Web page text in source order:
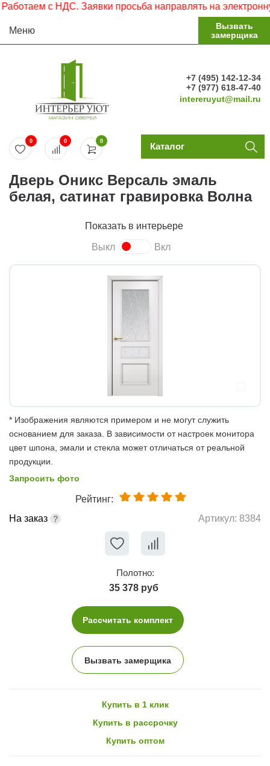
с НДС. Заявки просьба направлять на электронную
Меню
Вызвать
замерщика
+7 (495) 142-12-34
+7 (977) 618-47-40
intereruyut@mail.ru
0
0 0 Каталог
Дверь Оникс Версаль эмаль
белая, сатинат гравировка Волна
Показать в интерьере
Выкл Вкл
* Изображения являются примером и не могут служить
основанием для заказа. В зависимости от настроек монитора
цвет шпона, эмали и стекла может отличаться от реальной
продукции.
Запросить фото
Рейтинг:
На заказ
Артикул: 8384
Полотно:
35 378 руб
Рассчитать комплект
Вызвать замерщика
Купить в 1 клик
Купить в рассрочку
Купить оптом